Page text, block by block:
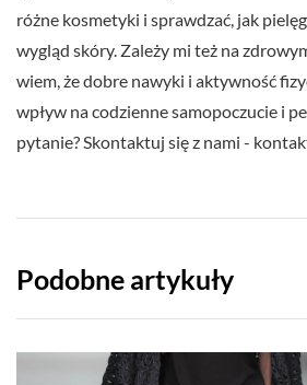
różne kosmetyki i sprawdzać, jak
wygląd skóry. Zależy mi też na
wiem, że dobre nawyki i aktywność
wpływ na codzienne samopoczucie i
pytanie? Skontaktuj się z nami -
Podobne artykuły